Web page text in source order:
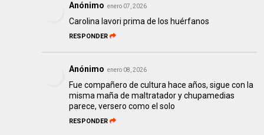
Anónimo enero 07, 2026
Carolina lavori prima de los huérfanos
RESPONDER
Anónimo enero 08, 2026
Fue compañero de cultura hace años, sigue con la
misma maña de maltratador y chupamedias
parece, versero como el solo
RESPONDER